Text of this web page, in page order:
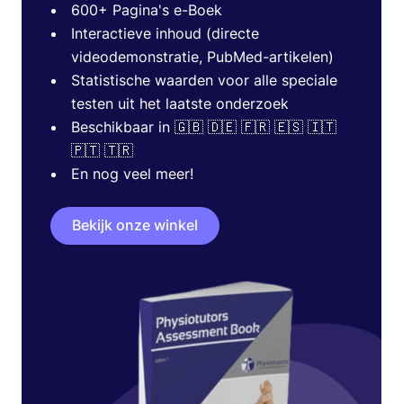
600+ Pagina's e-Boek
Interactieve inhoud (directe
videodemonstratie, PubMed-artikelen)
Statistische waarden voor alle speciale
testen uit het laatste onderzoek
Beschikbaar in 🇬🇧 🇩🇪 🇫🇷 🇪🇸 🇮🇹
🇵🇹 🇹🇷
En nog veel meer!
Bekijk onze winkel